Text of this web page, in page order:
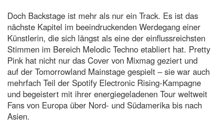
Doch Backstage ist mehr als nur ein Track. Es ist das
nächste Kapitel im beeindruckenden Werdegang einer
Künstlerin, die sich längst als eine der einflussreichsten
Stimmen im Bereich Melodic Techno etabliert hat. Pretty
Pink hat nicht nur das Cover von Mixmag geziert und
auf der Tomorrowland Mainstage gespielt – sie war auch
mehrfach Teil der Spotify Electronic Rising-Kampagne
und begeistert mit ihrer energiegeladenen Tour weltweit
Fans von Europa über Nord- und Südamerika bis nach
Asien.